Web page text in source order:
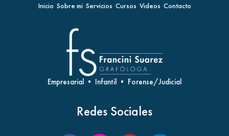
Inicio Sobre mi Servicios Cursos Videos Contacto
Empresarial • Infantil • Forense/Judicial
Redes Sociales